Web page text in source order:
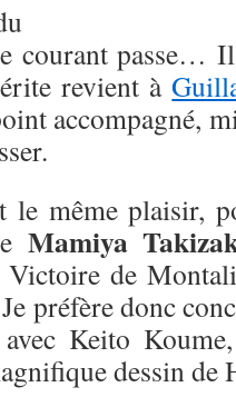
courant passe…
revient à
accompagné,
le même plaisir,
Mamiya
de
préfère donc
Keito
dessin de